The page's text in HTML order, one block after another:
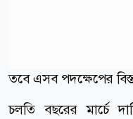
তবে এসব পদক্ষেপের
চলতি বছরের মার্চে